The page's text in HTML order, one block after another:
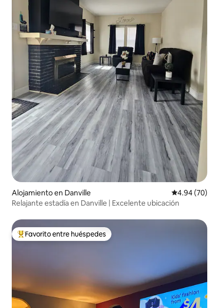
Alojamiento en Danville Calificación
4.94 (70)
Relajante estadía en Danville | Excelente ubicación
Favorito entre huéspedes preferido
Favorito entre huéspedes